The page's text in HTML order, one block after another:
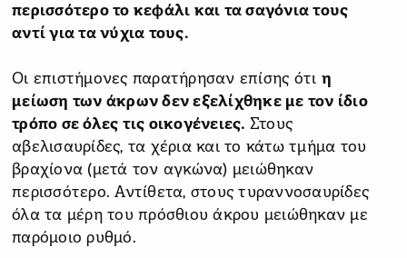
περισσότερο το κεφάλι και τα σαγόνια τους
αντί για τα νύχια τους.
Οι επιστήμονες παρατήρησαν επίσης ότι η
μείωση των άκρων δεν εξελίχθηκε με τον ίδιο
τρόπο σε όλες τις οικογένειες. Στους
αβελισαυρίδες, τα χέρια και το κάτω τμήμα του
βραχίονα (μετά τον αγκώνα) μειώθηκαν
περισσότερο. Αντίθετα, στους τυραννοσαυρίδες
όλα τα μέρη του πρόσθιου άκρου μειώθηκαν με
παρόμοιο ρυθμό.